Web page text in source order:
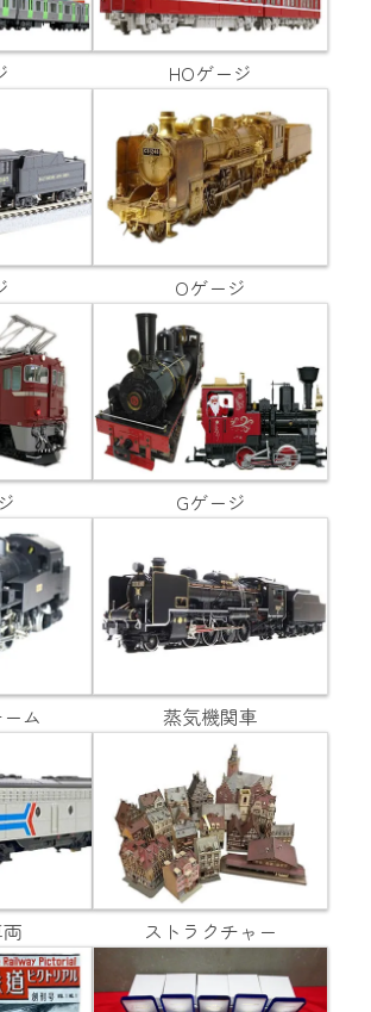
HOゲージ
Oゲージ
Gゲージ
ム 蒸気機関車
ストラクチャー